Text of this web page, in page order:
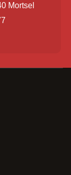
Mortsel